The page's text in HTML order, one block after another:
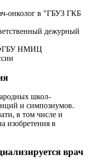
онколог в "ГБУЗ ГКБ
дежурный
ФГБУ НМИЦ
школ-
и симпозиумов.
в том числе и
изобретения в
врач